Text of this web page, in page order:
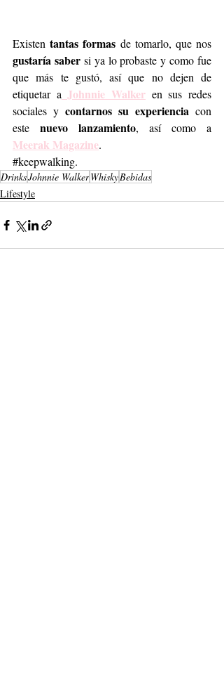
Existen tantas formas
gustaría saber si ya lo probaste y como fue
que más te gustó, así que no dejen de
etiquetar a Johnnie Walker en sus redes
sociales y contarnos su experiencia con
este nuevo lanzamiento, así como a
Meerak Magazine.
#keepwalking.
DrinksJohnnie WalkerWhiskyBebidas
Lifestyle